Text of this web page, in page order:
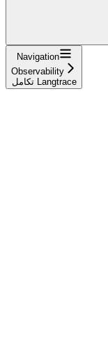
Navigation
Observability
تكامل Langtrace